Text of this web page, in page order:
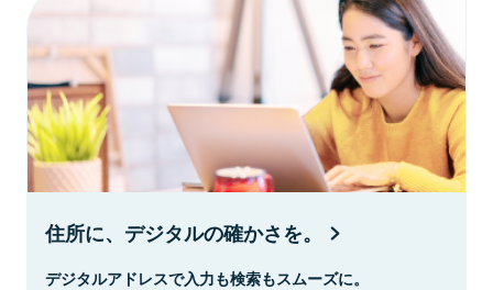
住所に、デジタルの確かさを。
デジタルアドレスで入力も検索もスムーズに。